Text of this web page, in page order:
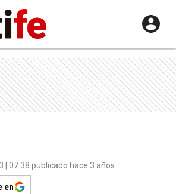
| 07:38 publicado hace 3 años
en